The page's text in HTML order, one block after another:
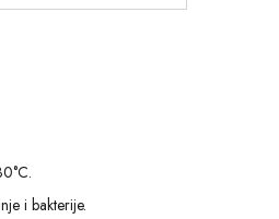
i bakterije.